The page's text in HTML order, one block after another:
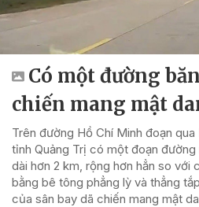
Có một đường
chiến mang mật
Trên đường Hồ Chí Minh đoạn qua
tỉnh Quảng Trị có một đoạn
dài hơn 2 km, rộng hơn hẳn so với
bằng bê tông phẳng lỳ và thẳng
của sân bay dã chiến mang mật